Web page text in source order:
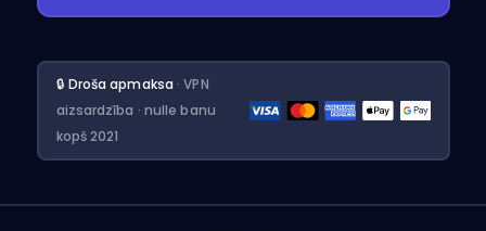
🔒 Droša apmaksa · VPN
aizsardzība · nulle banu
kopš 2021